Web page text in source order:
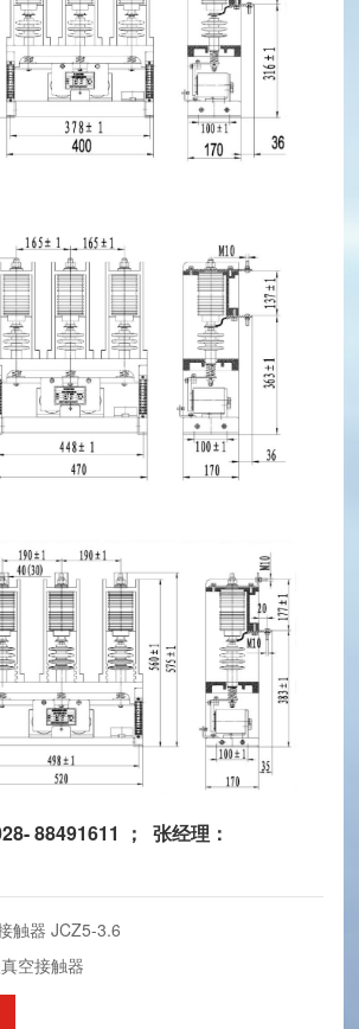
88491611 ； 张经理：
触器 JCZ5-3.6
空接触器